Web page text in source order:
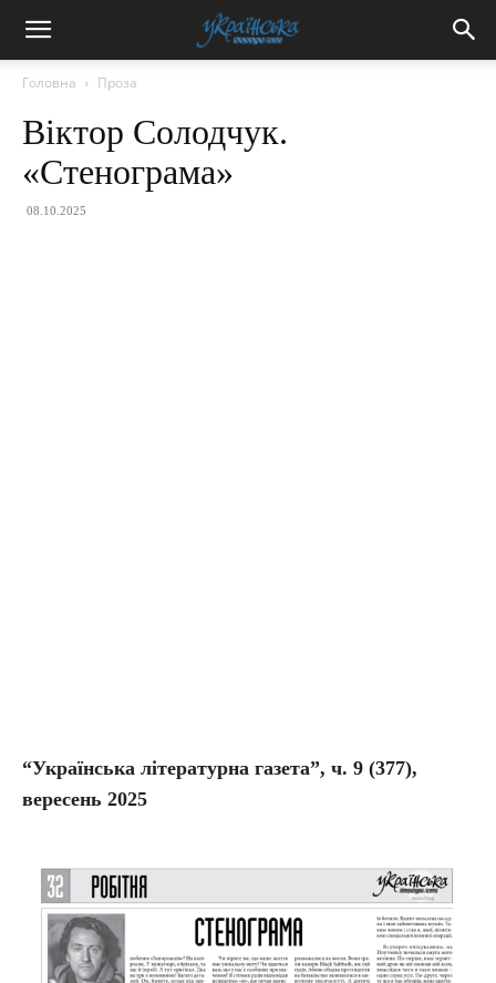
Головна Проза
Віктор Солодчук.
«Стенограма»
08.10.2025
“Українська літературна газета”, ч. 9 (377),
вересень 2025